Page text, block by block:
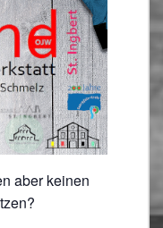
aber keinen